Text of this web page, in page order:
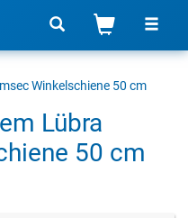
Winkelschiene 50 cm
Lübra
50 cm